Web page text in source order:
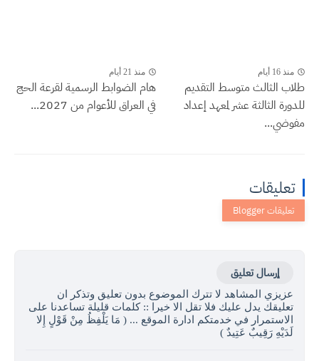
منذ 16 أيام
طلاب الثالث متوسط التقديم
للدورة الثالثة عشر لمعهد إعداد
مفوضي...
منذ 21 أيام
هام الضوابط الرسمية لقرعة الحج
في العراق للأعوام من 2027...
تعليقات
إرسال تعليق
عزيزي المشاهد لا تترك الموضوع بدون تعليق وتذكر ان
تعليقك يدل عليك فلا تقل الا خيرا :: كلمات قليلة تساعدنا على
الاستمرار في خدمتكم ادارة الموقع ... ( مَا يَلْفِظُ مِنْ قَوْلٍ إِلا
لَدَيْهِ رَقِيبٌ عَتِيدٌ )